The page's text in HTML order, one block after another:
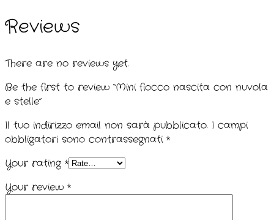
Reviews
There are no reviews yet.
Be the first to review “Mini fiocco nascita con nuvola
e stelle”
Il tuo indirizzo email non sarà pubblicato. I campi
obbligatori sono contrassegnati *
Your rating *
Your review *